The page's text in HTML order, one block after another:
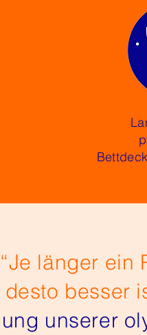
“Je länger ein
desto besser
unserer